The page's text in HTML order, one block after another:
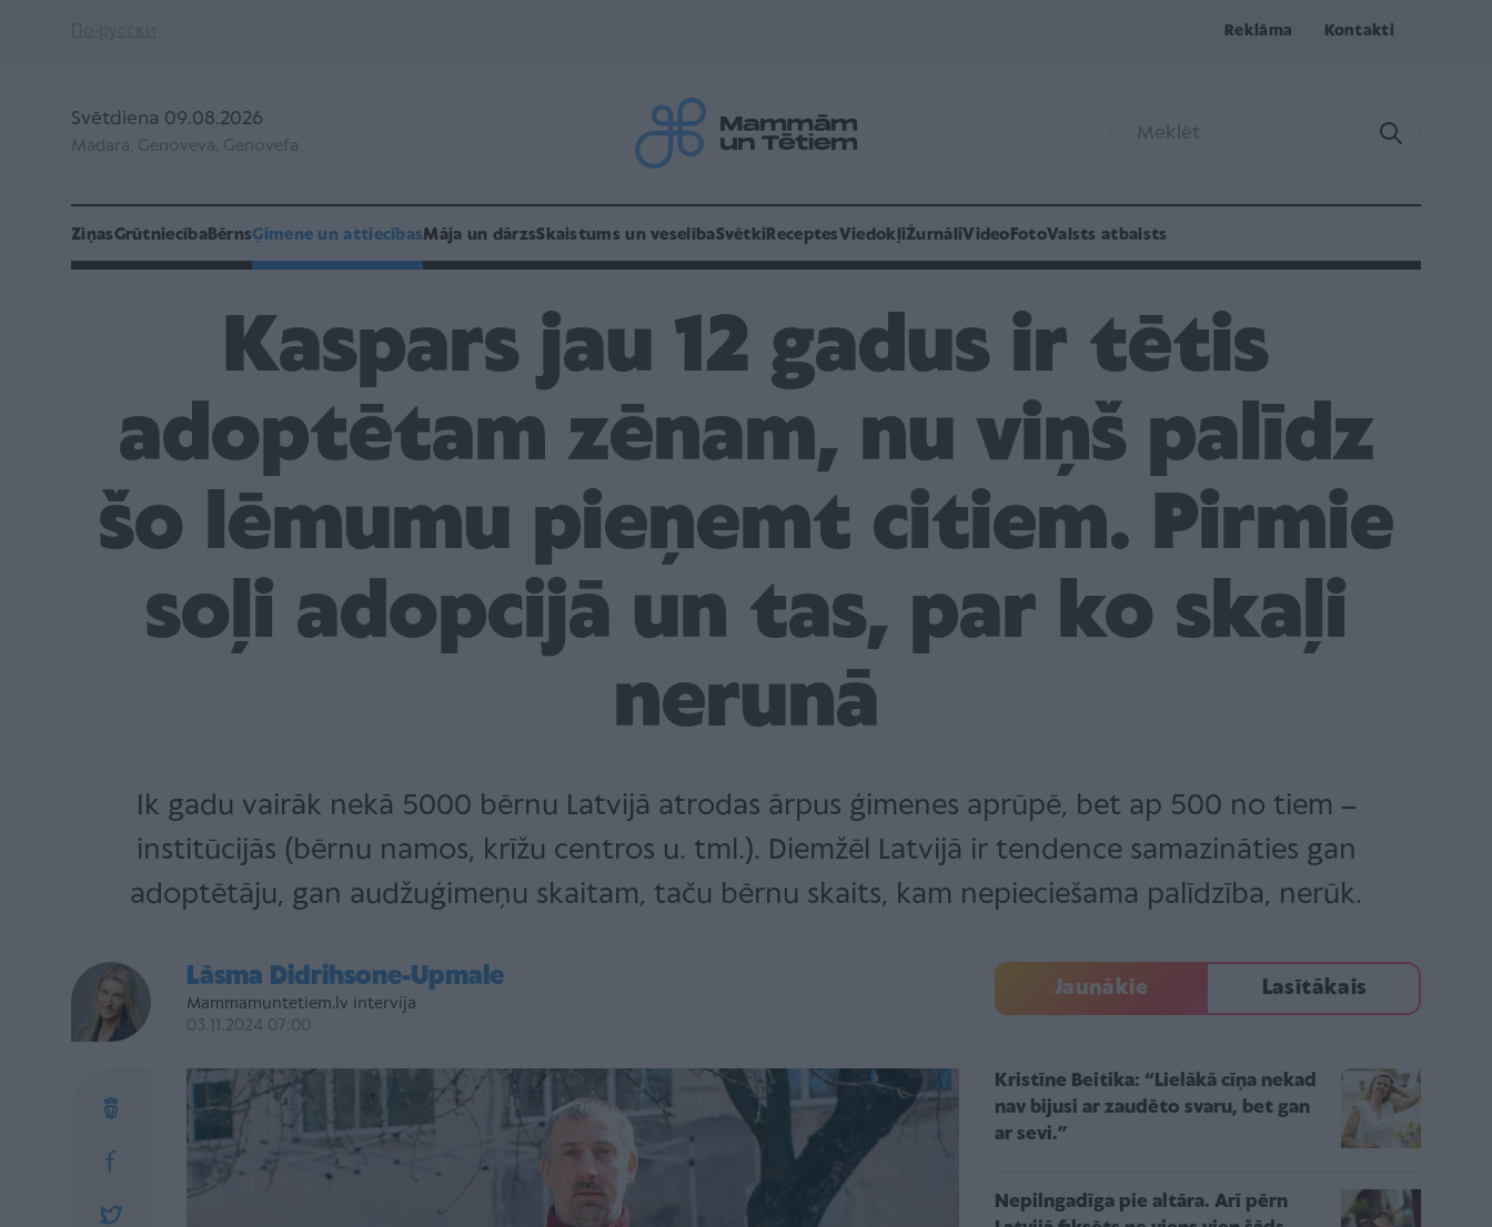
Reklāma Kontakti
Svētdiena 09.08.2026
Madara, Genoveva, Genovefa
ZiņasGrūtniecībaBērnsĢimene un attiecībasMāja un dārzsSkaistums un veselībaSvētki ReceptesViedokļiŽurnāliVideo FotoValsts atbalsts
Kaspars jau 12 gadus ir tētis
adoptētam zēnam, nu viņš palīdz
šo lēmumu pieņemt citiem. Pirmie
soļi adopcijā un tas, par ko skaļi
nerunā
Ik gadu vairāk nekā 5000 bērnu Latvijā atrodas ārpus ģimenes aprūpē, bet ap 500 no tiem –
institūcijās (bērnu namos, krīžu centros u. tml.). Diemžēl Latvijā ir tendence samazināties gan
adoptētāju, gan audžuģimeņu skaitam, taču bērnu skaits, kam nepieciešama palīdzība, nerūk.
Lāsma Didrihsone-Upmale
Mammamuntetiem.lv intervija
03.11.2024 07:00
Jaunākie Lasītākais
Kristīne Beitika: “Lielākā cīņa nekad
nav bijusi ar zaudēto svaru, bet gan
ar sevi.”
Nepilngadīga pie altāra. Arī pērn